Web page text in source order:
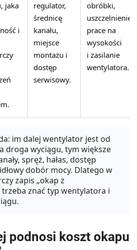
jaka
i
regulator,
średnicę
kanału,
miejsce
montażu i
dostęp
serwisowy.
obróbki,
uszczelnienie,
prace na
wysokości
i zasilanie
wentylatora.
im dalej wentylator jest od
droga wyciągu, tym większe
spręż, hałas, dostęp
dobór mocy. Dlatego w
zapis „okap z
znać typ wentylatora i
podnosi koszt okapu